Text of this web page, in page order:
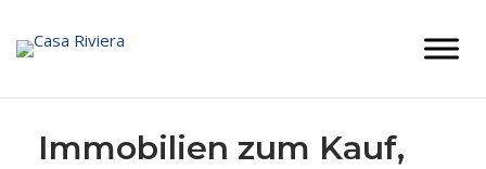
Immobilien zum Kauf,